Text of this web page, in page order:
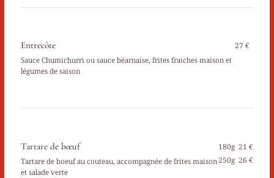
Entrecôte
Sauce Chumichurri ou sauce béarnaise, frites fraiches maison et
légumes de saison
27 €
Tartare de bœuf
Tartare de boeuf au couteau, accompagnée de frites maison
et salade verte
180g 21 €
250g 26 €